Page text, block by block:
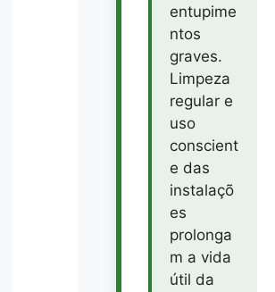
entupime
ntos
graves.
Limpeza
regular e
uso
conscient
e das
instalaçõ
es
prolonga
m a vida
útil da